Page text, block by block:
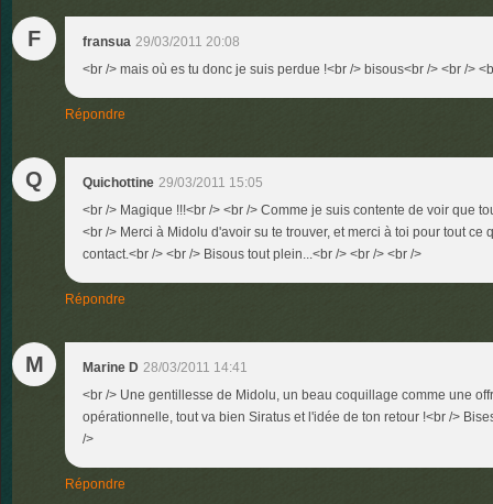
F fransua 29/03/2011 20:08
<br /> mais où es tu donc je suis perdue !<br /> bisous<br /> <br />
Répondre
Q Quichottine 29/03/2011 15:05
<br /> Magique !!!<br /> <br /> Comme je suis contente de voir que
<br /> Merci à Midolu d'avoir su te trouver, et merci à toi pour tout ce
contact.<br /> <br /> Bisous tout plein...<br /> <br /> <br />
Répondre
M Marine D 28/03/2011 14:41
<br /> Une gentillesse de Midolu, un beau coquillage comme une
opérationnelle, tout va bien Siratus et l'idée de ton retour !<br />
/>
Répondre